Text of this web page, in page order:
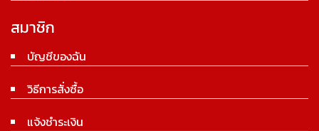
สมาชิก
บัญชีของฉัน
วิธีการสั่งซื้อ
แจ้งชำระเงิน